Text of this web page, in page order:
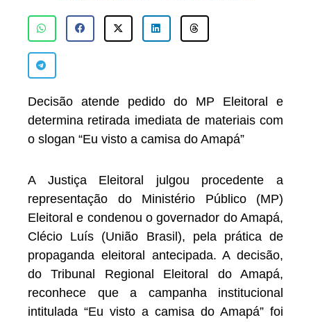
Decisão atende pedido do MP Eleitoral e
determina retirada imediata de materiais com
o slogan “Eu visto a camisa do Amapá”
A Justiça Eleitoral julgou procedente a
representação do Ministério Público (MP)
Eleitoral e condenou o governador do Amapá,
Clécio Luís (União Brasil), pela prática de
propaganda eleitoral antecipada. A decisão,
do Tribunal Regional Eleitoral do Amapá,
reconhece que a campanha institucional
intitulada “Eu visto a camisa do Amapá” foi